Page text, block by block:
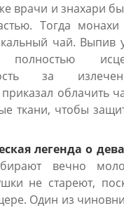
врачи и знахари
Тогда
чай. Выпив
полностью
за
облачить
ткани, чтобы
легенда о
вечно
не стареют,
Один из